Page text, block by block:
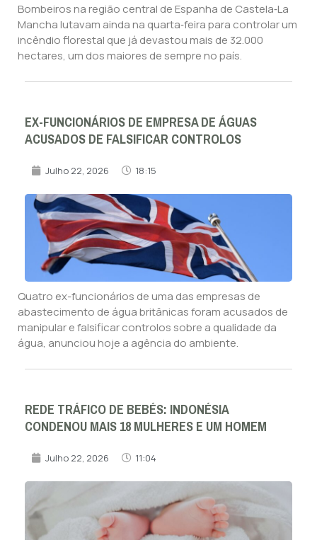
Bombeiros na região central de Espanha de Castela‑La
Mancha lutavam ainda na quarta‑feira para controlar um
incêndio florestal que já devastou mais de 32.000
hectares, um dos maiores de sempre no país.
EX-FUNCIONÁRIOS DE EMPRESA DE ÁGUAS
ACUSADOS DE FALSIFICAR CONTROLOS
Julho 22, 2026 18:15
Quatro ex-funcionários de uma das empresas de
abastecimento de água britânicas foram acusados de
manipular e falsificar controlos sobre a qualidade da
água, anunciou hoje a agência do ambiente.
REDE TRÁFICO DE BEBÉS: INDONÉSIA
CONDENOU MAIS 18 MULHERES E UM HOMEM
Julho 22, 2026 11:04